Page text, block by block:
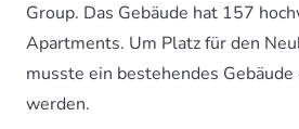
Group. Das Gebäude hat 157
Apartments. Um Platz für den
musste ein bestehendes Gebäude
werden.